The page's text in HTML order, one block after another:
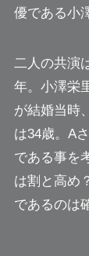
優である小
二人の共演
年。 小澤栄
が結婚当時
は34歳。 A
である事を
は割と高め
であるのは